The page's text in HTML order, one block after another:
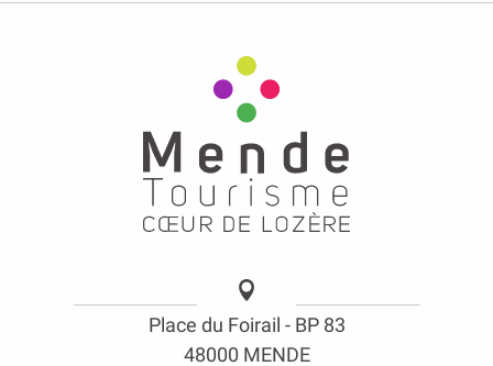
Place du Foirail - BP 83
48000 MENDE